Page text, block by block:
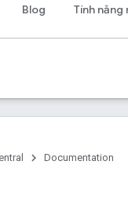
Blog Tính năng
Documentation